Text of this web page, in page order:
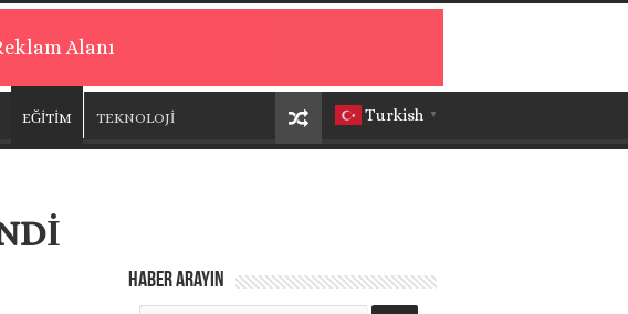
Alanı
Turkish ▼
EĞİTİM TEKNOLOJİ
Haber Arayın